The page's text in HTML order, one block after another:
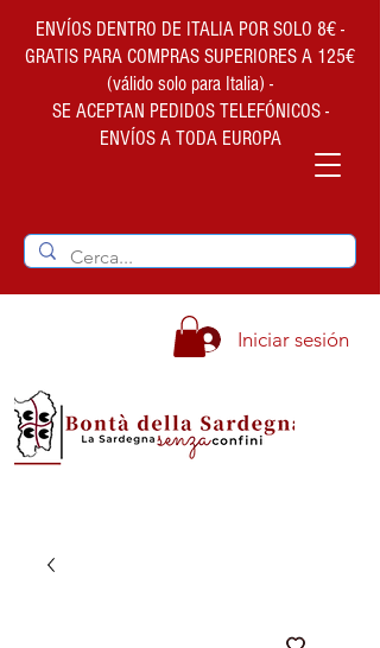
ENVÍOS DENTRO DE ITALIA POR SOLO 8€ -
GRATIS PARA COMPRAS SUPERIORES A 125€
(válido solo para Italia) -
SE ACEPTAN PEDIDOS TELEFÓNICOS -
ENVÍOS A TODA EUROPA
Iniciar sesión